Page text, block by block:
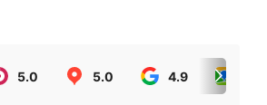
5.0 5.0 4.9